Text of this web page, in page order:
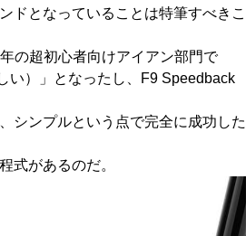
ドとなっていることは特筆すべきこ
の超初心者向けアイアン部門で
い）」となったし、F9 Speedback
シンプルという点で完全に成功した
式があるのだ。